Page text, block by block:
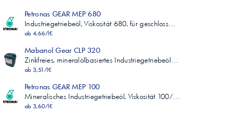
Petronas GEAR MEP 680
Industriegetriebeöl, Viskosität 680, für geschloss…
ab 4,66/l€
Mabanol Gear CLP 320
Zinkfreies, mineralölbasiertes Industriegetriebeöl…
ab 3,51/l€
Petronas GEAR MEP 100
Mineralisches Industriegetriebeöl, Viskosität 100/…
ab 3,60/l€